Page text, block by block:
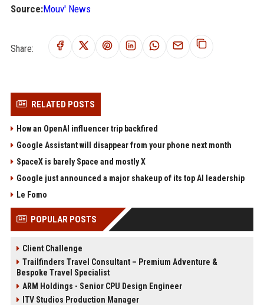
Source:Mouv' News
Share:
RELATED POSTS
How an OpenAI influencer trip backfired
Google Assistant will disappear from your phone next month
SpaceX is barely Space and mostly X
Google just announced a major shakeup of its top AI leadership
Le Fomo
POPULAR POSTS
Client Challenge
Trailfinders Travel Consultant – Premium Adventure &
Bespoke Travel Specialist
ARM Holdings - Senior CPU Design Engineer
ITV Studios Production Manager